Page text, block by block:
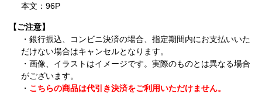
本文：96P
【ご注意】
・銀行振込、コンビニ決済の場合、指定期間内にお支払いいた
だけない場合はキャンセルとなります。
・画像、イラストはイメージです。実際のものとは異なる場合
がございます。
・ こちらの商品は代引き決済をご利用いただけません。